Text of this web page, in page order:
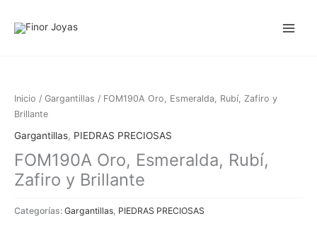
Inicio / Gargantillas / FOM190A Oro, Esmeralda, Rubí, Zafiro y
Brillante
Gargantillas, PIEDRAS PRECIOSAS
FOM190A Oro, Esmeralda, Rubí,
Zafiro y Brillante
Categorías: Gargantillas PIEDRAS PRECIOSAS